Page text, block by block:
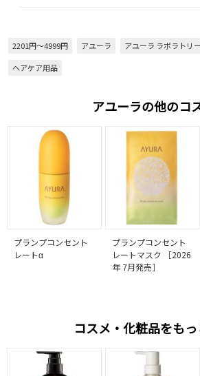
2201円～4999円 アユーラ アユーラ ラボラトリ
ヘアケア用品
アユーラの他のコ
プランプコンセント
レートα
プランプコンセント
レートマスク ［2026
年 7月発売］
コスメ・化粧品をも